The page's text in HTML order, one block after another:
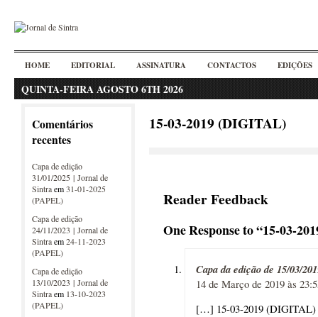
HOME EDITORIAL ASSINATURA CONTACTOS EDIÇÕES
QUINTA-FEIRA AGOSTO 6TH 2026
Comentários
recentes
Capa de edição
31/01/2025 | Jornal de
Sintraem31-01-2025
(PAPEL)
Capa de edição
24/11/2023 | Jornal de
Sintraem24-11-2023
(PAPEL)
Capa de edição
13/10/2023 | Jornal de
Sintraem 13-10-2023
(PAPEL)
15-03-2019 (DIGITAL)
Reader Feedback
One Response to “15-03-
Capa da edição de 15/03/
14 de Março de 2019 às
[…] 15-03-2019